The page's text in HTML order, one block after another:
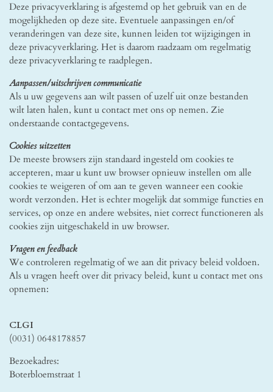
Deze privacyverklaring is afgestemd op het gebruik van en de
mogelijkheden op deze site. Eventuele aanpassingen en/of
veranderingen van deze site, kunnen leiden tot wijzigingen in
deze privacyverklaring. Het is daarom raadzaam om regelmatig
deze privacyverklaring te raadplegen.
Aanpassen/uitschrijven communicatie
Als u uw gegevens aan wilt passen of uzelf uit onze bestanden
wilt laten halen, kunt u contact met ons op nemen. Zie
onderstaande contactgegevens.
Cookies uitzetten
De meeste browsers zijn standaard ingesteld om cookies te
accepteren, maar u kunt uw browser opnieuw instellen om alle
cookies te weigeren of om aan te geven wanneer een cookie
wordt verzonden. Het is echter mogelijk dat sommige functies en
services, op onze en andere websites, niet correct functioneren als
cookies zijn uitgeschakeld in uw browser.
Vragen en feedback
We controleren regelmatig of we aan dit privacy beleid voldoen.
Als u vragen heeft over dit privacy beleid, kunt u contact met ons
opnemen:
CLGI
(0031) 0648178857
Bezoekadres:
Boterbloemstraat 1